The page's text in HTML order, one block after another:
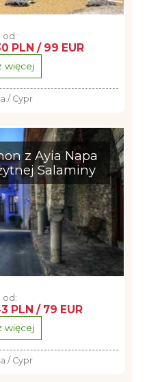
od:
PLN / 99 EUR
więcej
/ Cypr
z Ayia Napa
Salaminy
od:
PLN / 79 EUR
więcej
/ Cypr